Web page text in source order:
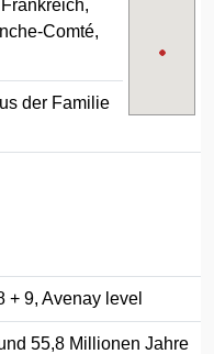
Comté,
der Familie
+ 9, Avenay level
55,8 Millionen Jahre